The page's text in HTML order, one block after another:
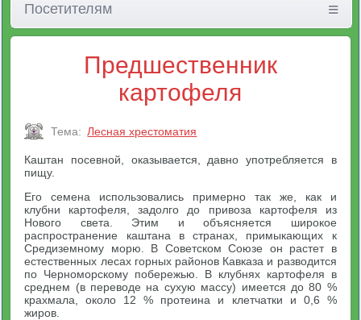
Посетителям
Предшественник
картофеля
Тема: Лесная хрестоматия
Каштан посевной, оказывается, давно употребляется в
пищу.
Его семена использовались примерно так же, как и
клубни картофеля, задолго до привоза картофеля из
Нового света. Этим и объясняется широкое
распространение каштана в странах, примыкающих к
Средиземному морю. В Советском Союзе он растет в
естественных лесах горных районов Кавказа и разводится
по Черноморскому побережью. В клубнях картофеля в
среднем (в переводе на сухую массу) имеется до 80 %
крахмала, около 12 % протеина и клетчатки и 0,6 %
жиров.